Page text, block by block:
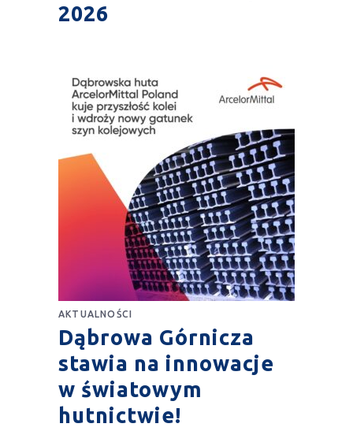
2026
AKTUALNOŚCI
Dąbrowa Górnicza
stawia na innowacje
w światowym
hutnictwie!